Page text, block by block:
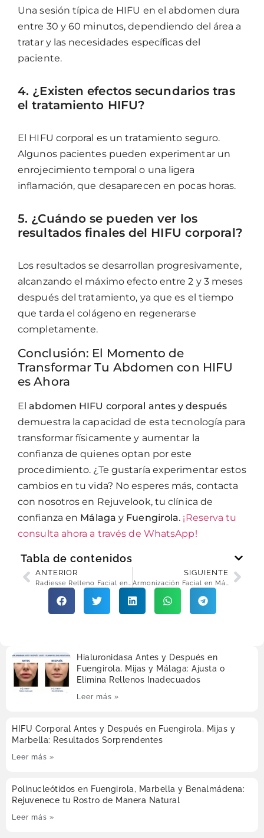
Una sesión típica de HIFU en el abdomen dura
entre 30 y 60 minutos, dependiendo del área a
tratar y las necesidades específicas del
paciente.
4. ¿Existen efectos secundarios tras
el tratamiento HIFU?
El HIFU corporal es un tratamiento seguro.
Algunos pacientes pueden experimentar un
enrojecimiento temporal o una ligera
inflamación, que desaparecen en pocas horas.
5. ¿Cuándo se pueden ver los
resultados finales del HIFU corporal?
Los resultados se desarrollan progresivamente,
alcanzando el máximo efecto entre 2 y 3 meses
después del tratamiento, ya que es el tiempo
que tarda el colágeno en regenerarse
completamente.
Conclusión: El Momento de
Transformar Tu Abdomen con HIFU
es Ahora
Elabdomen HIFU corporal antes y después
demuestra la capacidad de esta tecnología para
transformar físicamente y aumentar la
confianza de quienes optan por este
procedimiento. ¿Te gustaría experimentar estos
cambios en tu vida? No esperes más, contacta
con nosotros en Rejuvelook, tu clínica de
confianza en Málaga y Fuengirola. ¡Reserva tu
consulta ahora a través de WhatsApp!
Tabla de contenidos
ANTERIOR
Radiesse Relleno Facial en Málaga, Fuengirola y Mijas: Remodela Tu Rostro
SIGUIENTE
Armonización Facial en Málaga, Fuengirola y Benalmádena: Balance y Belleza Total
Hialuronidasa Antes y Después en
Fuengirola, Mijas y Málaga: Ajusta o
Elimina Rellenos Inadecuados
Leer más »
HIFU Corporal Antes y Después en Fuengirola, Mijas y
Marbella: Resultados Sorprendentes
Leer más »
Polinucleótidos en Fuengirola, Marbella y Benalmádena:
Rejuvenece tu Rostro de Manera Natural
Leer más »